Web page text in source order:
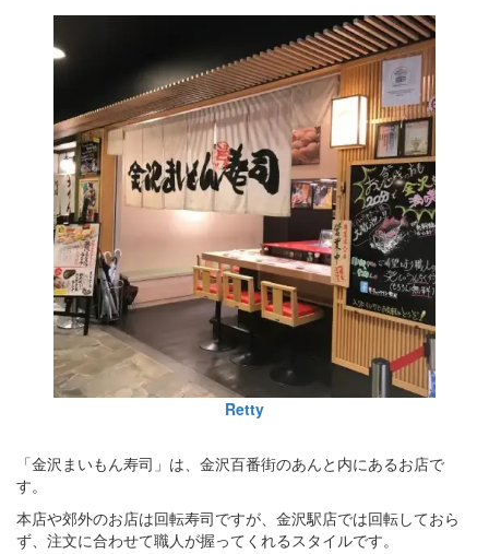
Retty
「金沢まいもん寿司」は、金沢百番街のあんと内にあるお店で
す。
本店や郊外のお店は回転寿司ですが、金沢駅店では回転しておら
ず、注文に合わせて職人が握ってくれるスタイルです。